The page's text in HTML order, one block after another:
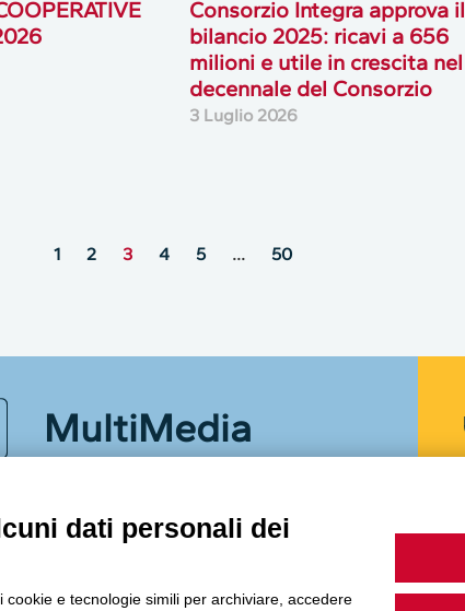
Consorzio Integra approva il
bilancio 2025: ricavi a 656
milioni e utile in crescita nel
decennale del Consorzio
3 Luglio 2026
1 2 3 4 5 … 50
MultiMedia
i nostri video, storie e webinar.
dati personali dei
e tecnologie simili per archiviare, accedere